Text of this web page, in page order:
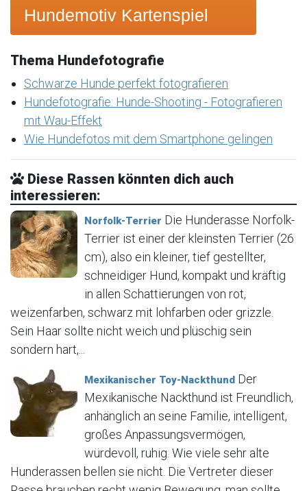
Hundemotiv Kartenspiel
Thema Hundefotografie
Schwarze Hunde perfekt fotografieren
Hundefotografie: Hunde-Shooting - Fotografieren
mit Wau-Effekt
Wie Hundefotos mit dem Smartphone gelingen
Diese Rassen könnten dich auch
interessieren:
Norfolk-Terrier Die Hunderasse Norfolk-
Terrier ist einer der kleinsten Terrier (26
cm), also ein kleiner, tief gestellter,
schneidiger Hund, kompakt und kräftig
in allen Schattierungen von rot,
weizenfarben, schwarz mit lohfarben oder grizzle.
Sein Haar sollte nicht weich und plüschig sein
sondern hart,...
Mexikanischer Toy-Nackthund Der
Mexikanische Nackthund ist Freundlich,
anhänglich an seine Familie, intelligent,
großes Anpassungsvermögen,
würdevoll, ruhig. Wie viele sehr alte
Hunderassen bellen sie nicht. Die Vertreter dieser